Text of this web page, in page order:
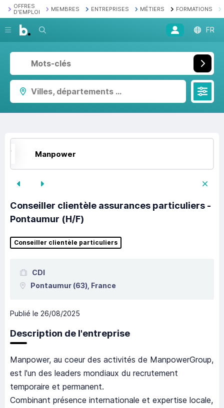
OFFRES
D'EMPLOI
MEMBRES ENTREPRISES MÉTIERS FORMATIONS
Recherche FR
Villes, départements ...
Manpower
Conseiller clientèle assurances particuliers -
Pontaumur (H/F)
Conseiller clientèle particuliers
CDI
Pontaumur (63), France
Publié le 26/08/2025
Description de l'entreprise
Manpower, au coeur des activités de ManpowerGroup,
est l'un des leaders mondiaux du recrutement
temporaire et permanent.
Combinant présence internationale et expertise locale,